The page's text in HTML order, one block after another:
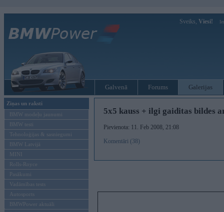
Sveiks, Viesi!
Galvenā Forums Galerijas
Ziņas un raksti
BMW modeļu jaunumi
BMW testi
Tehnoloģijas & sasniegumi
BMW Latvijā
MINI
Rolls-Royce
Pasākumi
Vadāmības tests
Autosports
BMWPower aktuāli
5x5 kauss + ilgi gaiditas bildes
Pievienota: 11. Feb 2008, 21:08
Komentāri (38)